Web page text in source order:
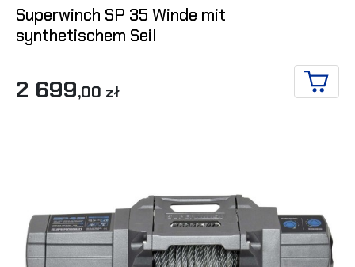
Superwinch SP 35 Winde mit
synthetischem Seil
2 699,00 zł IN